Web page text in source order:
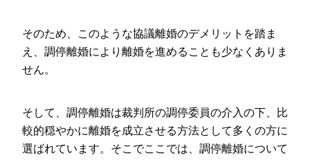
そのため、このような協議離婚のデメリットを踏ま
え、調停離婚により離婚を進めることも少なくありま
せん。
そして、調停離婚は裁判所の調停委員の介入の下、比
較的穏やかに離婚を成立させる方法として多くの方に
選ばれています。そこでここでは、調停離婚について